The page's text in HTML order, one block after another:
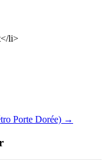
li>
Porte Dorée) →